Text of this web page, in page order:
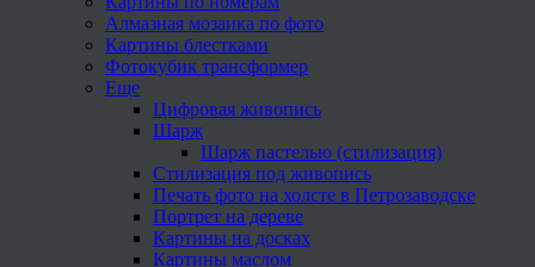
Алмазная мозаика по фото
Картины блестками
Фотокубик трансформер
Еще
Цифровая живопись
Шарж
Шарж пастелью (стилизация)
Стилизация под живопись
Печать фото на холсте в Петрозаводске
Портрет на дереве
Картины на досках
Картины маслом